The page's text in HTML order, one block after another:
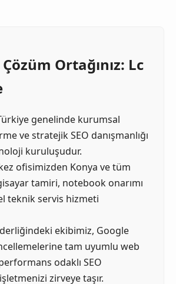
Ortağınız: Lc
genelinde kurumsal
ve stratejik SEO danışmanlığı
kuruluşudur.
ofisimizden Konya ve tüm
tamiri, notebook onarımı
teknik servis hizmeti
ekibimiz, Google
tam uyumlu web
odaklı SEO
zirveye taşır.